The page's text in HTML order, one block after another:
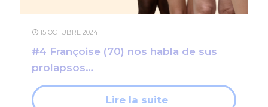
15 OCTUBRE 2024
#4 Françoise (70) nos habla de sus
prolapsos…
Lire la suite